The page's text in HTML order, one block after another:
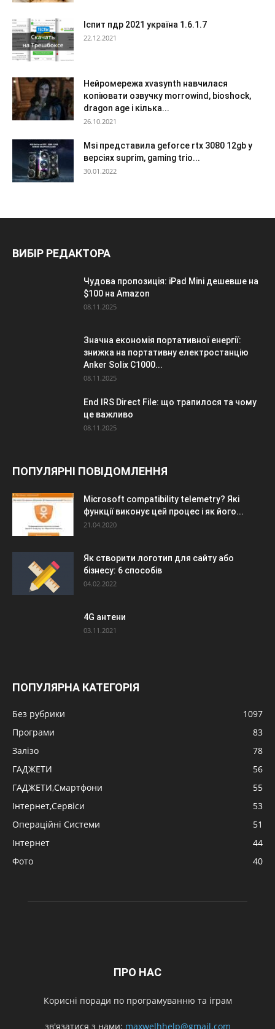
Іспит пдр 2021 україна 1.6.1.7
22.12.2021
Нейромережа xvasynth навчилася
копіювати озвучку morrowind, bioshock,
dragon age і кілька...
26.10.2021
Msi представила geforce rtx 3080 12gb у
версіях suprim, gaming trio...
30.01.2022
ВИБІР РЕДАКТОРА
Чудова пропозиція: iPad Mini дешевше на
$100 на Amazon
08.11.2025
Значна економія портативної енергії:
знижка на портативну електростанцію
Anker Solix C1000...
08.11.2025
End IRS Direct File: що трапилося та чому
це важливо
08.11.2025
ПОПУЛЯРНІ ПОВІДОМЛЕННЯ
Microsoft compatibility telemetry? Які
функції виконує цей процес і як його...
21.04.2020
Як створити логотип для сайту або
бізнесу: 6 способів
04.02.2022
4G антени
03.11.2021
ПОПУЛЯРНА КАТЕГОРІЯ
Без рубрики
1097
Програми
83
Залізо
78
ГАДЖЕТИ
56
ГАДЖЕТИ,Смартфони
55
Інтернет,Сервіси
53
Операційні Системи
51
Інтернет
44
Фото
40
ПРО НАС
Корисні поради по програмуванню та іграм
зв'язатися з нами: maxwelhhelp@gmail.com